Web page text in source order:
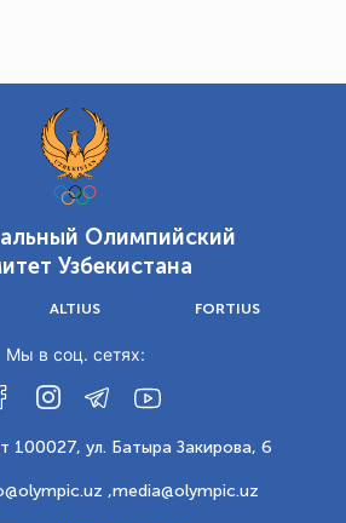
Олимпийский
Узбекистана
ALTIUS FORTIUS
Мы в соц. сетях:
100027, ул. Батыра Закирова, 6
,media@olympic.uz